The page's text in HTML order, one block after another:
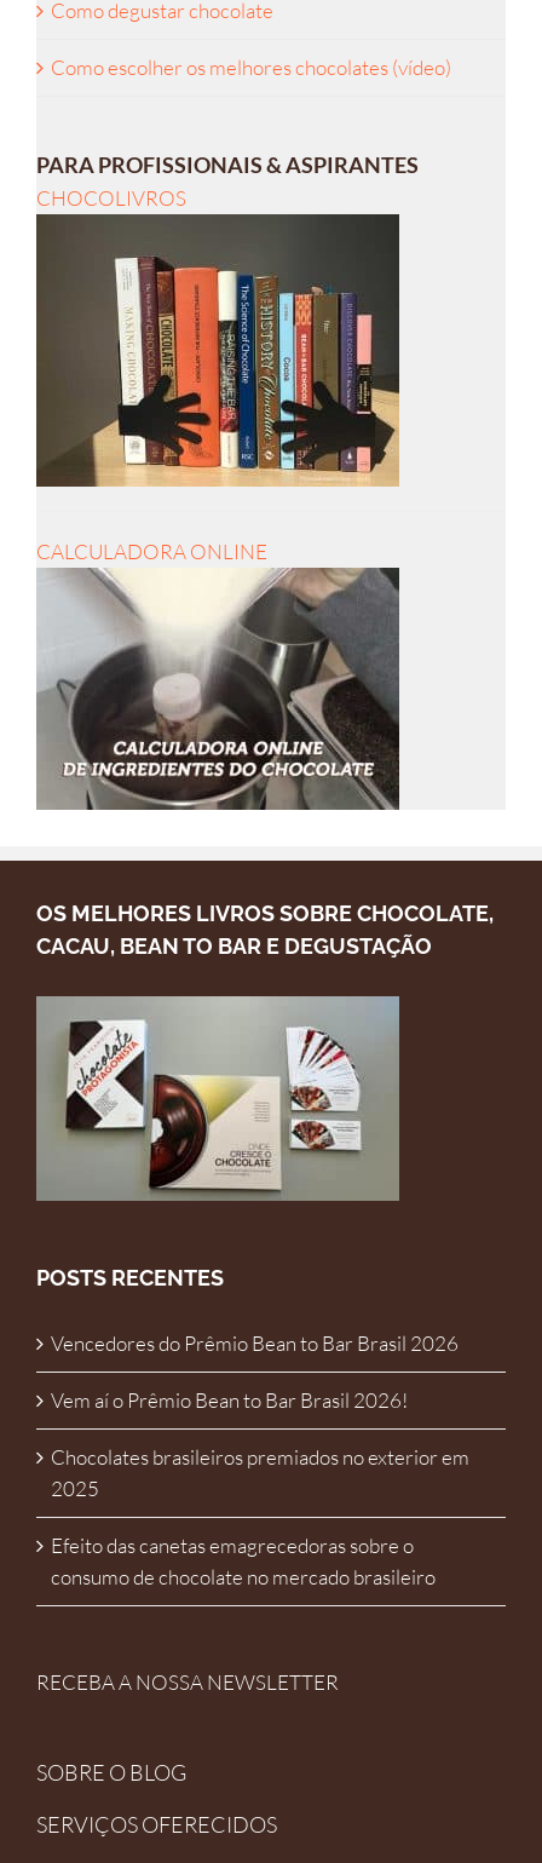
Como degustar chocolate
Como escolher os melhores chocolates (vídeo)
PARA PROFISSIONAIS & ASPIRANTES
CHOCOLIVROS
CALCULADORA ONLINE
OS MELHORES LIVROS SOBRE CHOCOLATE,
CACAU, BEAN TO BAR E DEGUSTAÇÃO
POSTS RECENTES
Vencedores do Prêmio Bean to Bar Brasil 2026
Vem aí o Prêmio Bean to Bar Brasil 2026!
Chocolates brasileiros premiados no exterior em
2025
Efeito das canetas emagrecedoras sobre o
consumo de chocolate no mercado brasileiro
RECEBA A NOSSA NEWSLETTER
SOBRE O BLOG
SERVIÇOS OFERECIDOS